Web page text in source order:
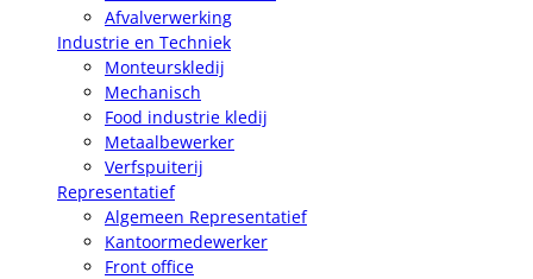
Afvalverwerking
Industrie en Techniek
Monteurskledij
Mechanisch
Food industrie kledij
Metaalbewerker
Verfspuiterij
Representatief
Algemeen Representatief
Kantoormedewerker
Front office